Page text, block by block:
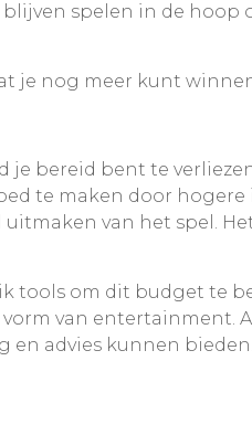
spelen in de hoop
je nog meer kunt
je bereid bent te
te maken door
van het spel.
tools om dit budget te
van entertainment.
en advies kunnen bieden.